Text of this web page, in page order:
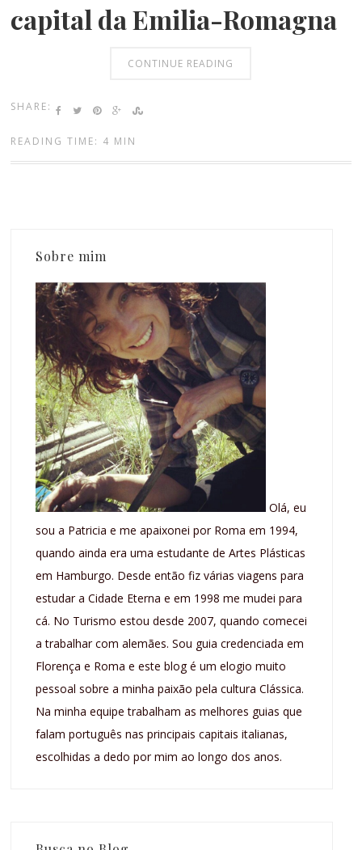
capital da Emilia-Romagna
CONTINUE READING
SHARE:
READING TIME: 4 MIN
Sobre mim
Olá, eu
sou a Patricia e me apaixonei por Roma em 1994,
quando ainda era uma estudante de Artes Plásticas
em Hamburgo. Desde então fiz várias viagens para
estudar a Cidade Eterna e em 1998 me mudei para
cá. No Turismo estou desde 2007, quando comecei
a trabalhar com alemães. Sou guia credenciada em
Florença e Roma e este blog é um elogio muito
pessoal sobre a minha paixão pela cultura Clássica.
Na minha equipe trabalham as melhores guias que
falam português nas principais capitais italianas,
escolhidas a dedo por mim ao longo dos anos.